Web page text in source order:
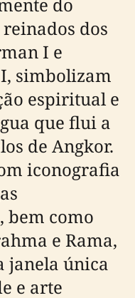
dos
I e
simbolizam
espiritual e
que flui a
de Angkor.
iconografia
bem como
e Rama,
janela única
e arte